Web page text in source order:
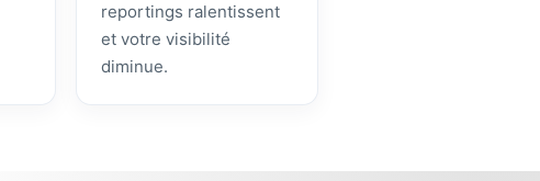
reportings ralentissent
et votre visibilité
diminue.